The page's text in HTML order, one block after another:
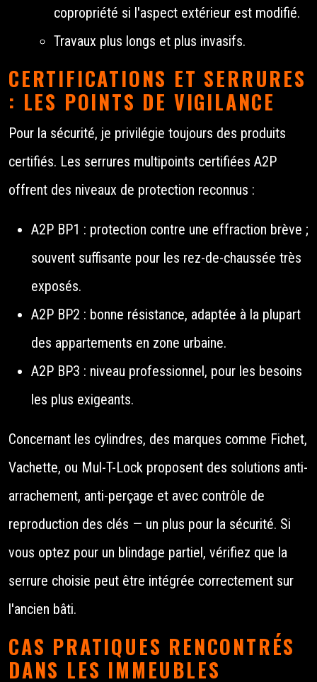
copropriété si l'aspect extérieur est modifié.
Travaux plus longs et plus invasifs.
CERTIFICATIONS ET SERRURES
: LES POINTS DE VIGILANCE
Pour la sécurité, je privilégie toujours des produits
certifiés. Les serrures multipoints certifiées A2P
offrent des niveaux de protection reconnus :
A2P BP1 : protection contre une effraction brève ;
souvent suffisante pour les rez-de-chaussée très
exposés.
A2P BP2 : bonne résistance, adaptée à la plupart
des appartements en zone urbaine.
A2P BP3 : niveau professionnel, pour les besoins
les plus exigeants.
Concernant les cylindres, des marques comme Fichet,
Vachette, ou Mul-T-Lock proposent des solutions anti-
arrachement, anti-perçage et avec contrôle de
reproduction des clés — un plus pour la sécurité. Si
vous optez pour un blindage partiel, vérifiez que la
serrure choisie peut être intégrée correctement sur
l'ancien bâti.
CAS PRATIQUES RENCONTRÉS
DANS LES IMMEUBLES